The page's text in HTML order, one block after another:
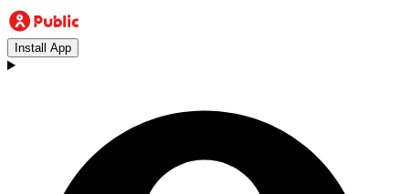
Install App